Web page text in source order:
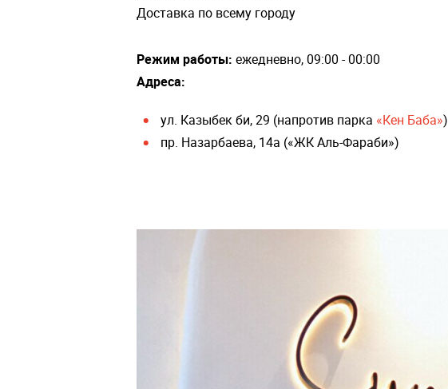
Доставка по всему городу
Режим работы: ежедневно, 09:00 - 00:00
Адреса:
ул. Казыбек би, 29 (напротив парка «Кен Баба»)
пр. Назарбаева, 14а («ЖК Аль-Фараби»)